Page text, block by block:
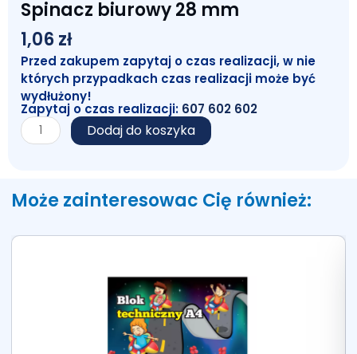
Spinacz biurowy 28 mm
1,06zł
Przed zakupem zapytaj o czas realizacji, w nie
których przypadkach czas realizacji może być
wydłużony!
Zapytaj o czas realizacji: 607 602 602
ilość
Spinacz
mm
Dodaj do koszyka
Może zainteresowac Cię również: